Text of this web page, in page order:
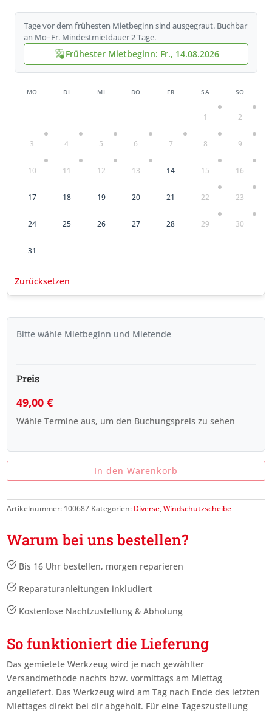
Tage vor dem frühesten Mietbeginn sind ausgegraut. Buchbar
an Mo–Fr. Mindestmietdauer 2 Tage.
Frühester Mietbeginn: Fr., 14.08.2026
MO DI MI DO FR SA SO
1 2
3 4 5 6 7 8 9
10 11 12 13 14 15 16
17 18 19 20 21 22 23
24 25 26 27 28 29 30
31
Zurücksetzen
Bitte wähle Mietbeginn und Mietende
Preis
49,00€
Wähle Termine aus, um den Buchungspreis zu sehen
In den Warenkorb
Artikelnummer: 100687 Kategorien: Diverse,Windschutzscheibe
Warum bei uns bestellen?
Bis 16 Uhr bestellen, morgen reparieren
Reparaturanleitungen inkludiert
Kostenlose Nachtzustellung & Abholung
So funktioniert die Lieferung
Das gemietete Werkzeug wird je nach gewählter
Versandmethode nachts bzw. vormittags am Miettag
angeliefert. Das Werkzeug wird am Tag nach Ende des letzten
Miettagesdirekt bei dir abgeholt. Für eine Tageszustellung